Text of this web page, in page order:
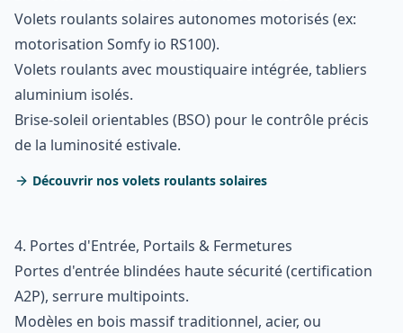
Volets roulants solaires autonomes motorisés (ex:
motorisation Somfy io RS100).
Volets roulants avec moustiquaire intégrée, tabliers
aluminium isolés.
Brise-soleil orientables (BSO) pour le contrôle précis
de la luminosité estivale.
Découvrir nos volets roulants solaires
4. Portes d'Entrée, Portails & Fermetures
Portes d'entrée blindées haute sécurité (certification
A2P), serrure multipoints.
Modèles en bois massif traditionnel, acier, ou